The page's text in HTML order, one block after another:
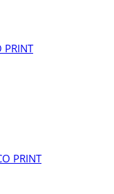
PRINT
PRINT